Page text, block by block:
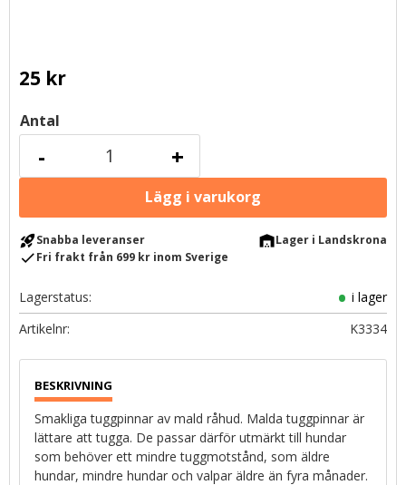
25 kr
Antal
+
-
rocket_launchSnabba leveranser warehouseLager i Landskrona
checkFri frakt från 699 kr inom Sverige
Lagerstatus
i lager
Artikelnr
K3334
Smakliga tuggpinnar av mald råhud. Malda tuggpinnar är
lättare att tugga. De passar därför utmärkt till hundar
som behöver ett mindre tuggmotstånd, som äldre
hundar, mindre hundar och valpar äldre än fyra månader.